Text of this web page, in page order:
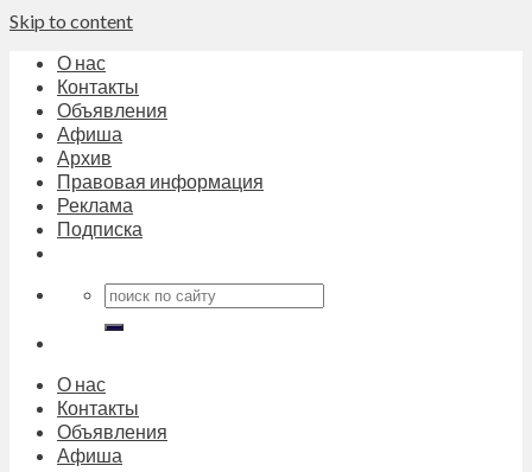
Skip to content
О нас
Контакты
Объявления
Афиша
Архив
Правовая информация
Реклама
Подписка
О нас
Контакты
Объявления
Афиша